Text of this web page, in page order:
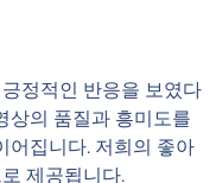
정적인 반응을 보였다
상의 품질과 흥미도를
어집니다. 저희의 좋아
제공됩니다.